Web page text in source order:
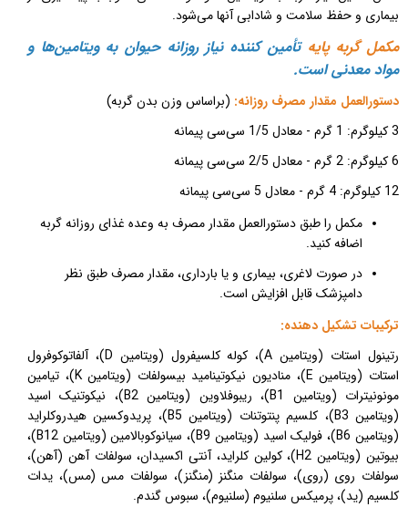
بیماری و حفظ سلامت و شادابی آن­ها می‌­شود.
مکمل گربه پایه تأمین کننده نیاز روزانه حیوان به ویتامین‌ها و
مواد معدنی است.
دستورالعمل مقدار مصرف روزانه: (براساس وزن بدن گربه)
3 کیلوگرم: 1 گرم - معادل 1/5 سی‌سی پیمانه
6 کیلوگرم: 2 گرم - معادل 2/5 سی‌سی پیمانه
12 کیلوگرم: 4 گرم - معادل 5 سی‌سی پیمانه
مکمل را طبق دستورالعمل مقدار مصرف به وعده غذای روزانه گربه
اضافه کنید.
در صورت لاغری، بیماری و یا بارداری، مقدار مصرف طبق نظر
دامپزشک قابل افزایش است.
ترکیبات تشکیل دهنده:
رتینول استات (ویتامین A)، کوله کلسیفرول (ویتامین D)، آلفاتوکوفرول
استات (ویتامین E)، منادیون نیکوتینامید بیسولفات (ویتامینK)، تیامین
مونونیترات (ویتامین B1)، ریبوفلاوین (ویتامینB2)، نیکوتنیک اسید
(ویتامین B3)، کلسیم پنتوتنات (ویتامین B5)، پریدوکسین هیدروکلراید
(ویتامین B6)، فولیک اسید (ویتامین B9)، سیانوکوبالامین (ویتامین B12)،
بیوتین (ویتامین H2)، کولین کلراید، آنتی اکسیدان، سولفات آهن (آهن)،
سولفات روی (روی)، سولفات منگنز (منگنز)، سولفات مس (مس)، یدات
کلسیم (ید)، پرمیکس سلنیوم (سلنیوم)، سبوس گندم.